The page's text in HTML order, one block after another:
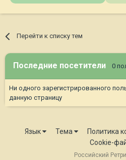
Перейти к списку тем
Последние посетители 0
Ни одного зарегистрированного
данную страницу
Язык Тема
Политика
Cookie-
Российский